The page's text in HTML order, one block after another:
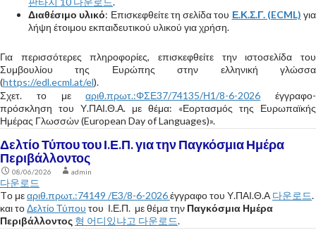
Διαθέσιμο υλικό: Επισκεφθείτε τη σελίδα του Ε.Κ.Σ.Γ. (ECML) για
λήψη έτοιμου εκπαιδευτικού υλικού για χρήση.
Για περισσότερες πληροφορίες, επισκεφθείτε την ιστοσελίδα του
Συμβουλίου της Ευρώπης στην ελληνική γλώσσα
(https://edl.ecml.at/el).
Σχετ. το μεαριθ.πρωτ.:ΦΣΕ37/74135/Η1/8-6-2026 έγγραφο-
πρόσκληση του Υ.ΠΑΙ.Θ.Α. με θέμα: «Εορτασμός της Ευρωπαϊκής
Ημέρας Γλωσσών (European Day of Languages)».
Δελτίο Τύπου του Ι.Ε.Π. για την Παγκόσμια Ημέρα
Περιβάλλοντος
08/06/2026 admin
다운로드
Tο μεαριθ.πρωτ.:74149 /Ε3/8-6-2026έγγραφο του Υ.ΠΑΙ.Θ.Α 다운로드.
και τοΔελτίο Τύπου του Ι.Ε.Π. με θέμα την Παγκόσμια Ημέρα
Περιβάλλοντος 형 어디있냐고 다운로드.